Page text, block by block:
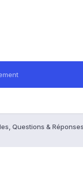
Questions & Réponses